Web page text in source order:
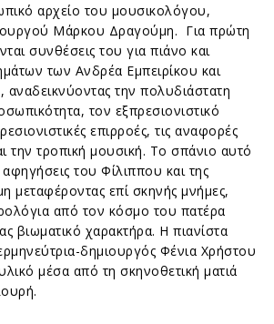
αρχείο του μουσικολόγου,
Μάρκου Δραγούμη. Για πρώτη
συνθέσεις του για πιάνο και
των Ανδρέα Εμπειρίκου και
την πολυδιάστατη
τον εξπρεσιονιστικό
επιρροές, τις αναφορές
την τροπική μουσική. Το σπάνιο αυτό
του Φίλιππου και της
μεταφέροντας επί σκηνής μνήμες,
από τον κόσμο του πατέρα
βιωματικό χαρακτήρα. Η πιανίστα
δημιουργός Φένια Χρήστου
μέσα από τη σκηνοθετική ματιά